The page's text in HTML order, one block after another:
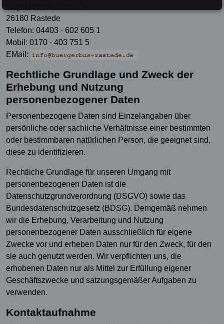
26180 Rastede
Telefon: 04403 - 602 605 1
Mobil: 0170 - 403 751 5
EMail:
Rechtliche Grundlage und Zweck der
Erhebung und Nutzung
personenbezogener Daten
Personenbezogene Daten sind Einzelangaben über
persönliche oder sachliche Verhältnisse einer bestimmten
oder bestimmbaren natürlichen Person, die geeignet sind,
diese zu identifizieren.
Rechtliche Grundlage für unseren Umgang mit
personenbezogenen Daten ist die
Datenschutzgrundverordnung (DSGVO) sowie das
Bundesdatenschutzgesetz (BDSG). Demgemäß nehmen
wir die Erhebung, Verarbeitung und Nutzung
personenbezogener Daten ausschließlich für eigene
Zwecke vor und erheben Daten nur für den Zweck, für den
sie auch genutzt werden. Wir verpflichten uns, die
erhobenen Daten nur als Mittel zur Erfüllung eigener
Geschäftszwecke und satzungsgemäßer Aufgaben zu
verwenden.
Kontaktaufnahme